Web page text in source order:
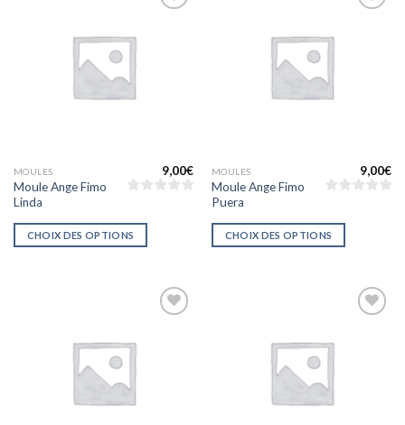
MOULES
Moule Ange Fimo
Linda
9,00€
CHOIX DES OPTIONS
MOULES
Moule Ange Fimo
Puera
9,00€
CHOIX DES OPTIONS